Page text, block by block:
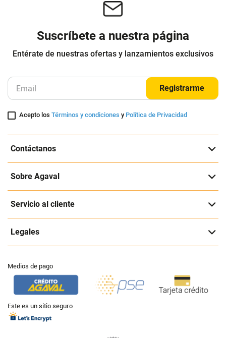
Suscríbete a nuestra página
Entérate de nuestras ofertas y lanzamientos exclusivos
Registrarme
Acepto losTérminos y condiciones y Política de Privacidad
Contáctanos
Sobre Agaval
Servicio al cliente
Legales
Medios de pago
Este es un sitio seguro